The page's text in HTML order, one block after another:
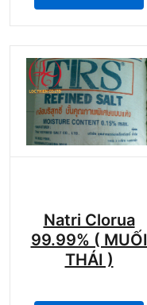
Natri Clorua
99.99% ( MUỐI
THÁI )